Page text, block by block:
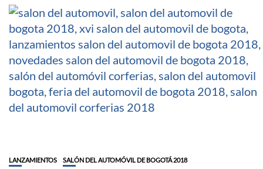
LANZAMIENTOS SALÓN DEL AUTOMÓVIL DE BOGOTÁ 2018